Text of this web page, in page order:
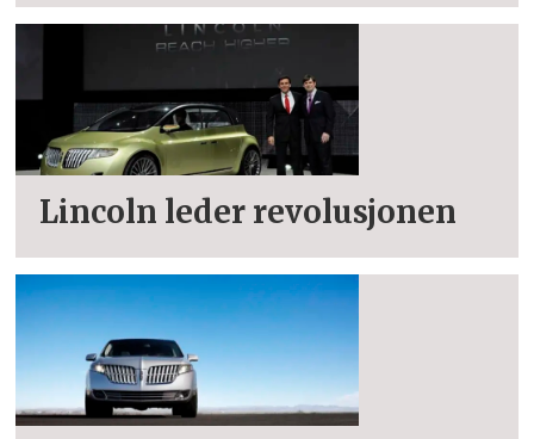
Lincoln leder revolusjonen